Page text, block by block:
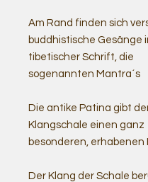
Am Rand finden sich
buddhistische Gesänge
tibetischer Schrift, die
sogenannten Mantra´s
Die antike Patina gibt
Klangschale einen ganz
besonderen, erhabenen
Der Klang der Schale